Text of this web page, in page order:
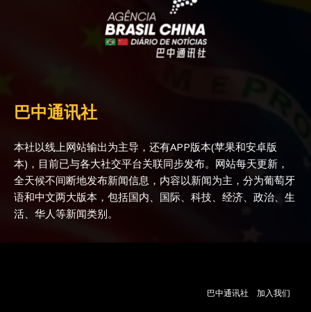
巴中通讯社
本社以线上网站输出为主导，还有APP版本(苹果和安卓版
本)，目前已与各大社交平台关联同步发布。网站每天更新，
全天候不间断地发布新闻信息，内容以新闻为主，分为葡萄牙
语和中文两大版本，包括国内、国际、科技、经济、政治、生
活、华人等新闻类别。
巴中通讯社 加入我们